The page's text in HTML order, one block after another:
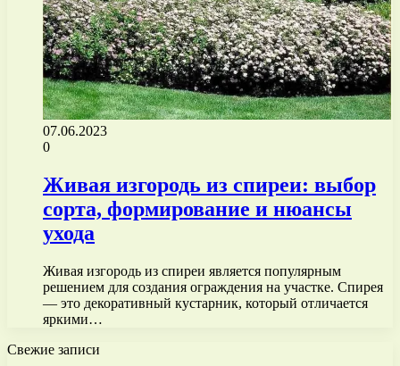
07.06.2023
0
Живая изгородь из спиреи: выбор
сорта, формирование и нюансы
ухода
Живая изгородь из спиреи является популярным
решением для создания ограждения на участке. Спирея
— это декоративный кустарник, который отличается
яркими…
Свежие записи